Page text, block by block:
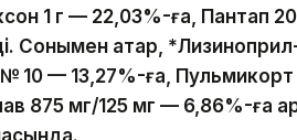
1 г — 22,03%-ға, Пантап
Сонымен қатар,
10 — 13,27%-ға,
875 мг/125 мг — 6,86%-ға